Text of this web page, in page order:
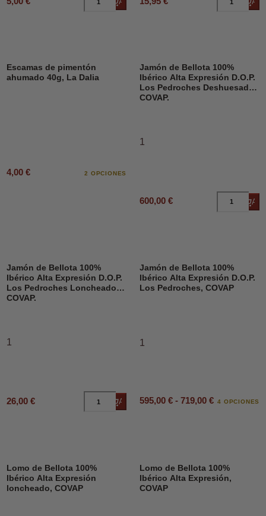
Escamas de pimentón
ahumado 40g, La Dalia
4,00 € 2 OPCIONES
Jamón de Bellota 100%
Ibérico Alta Expresión D.O.P.
Los Pedroches Deshuesado,
COVAP.
1
600,00 €
Jamón de Bellota 100%
Ibérico Alta Expresión D.O.P.
Los Pedroches Loncheado,
COVAP.
1
26,00 € Añadir al carrito
Jamón de Bellota 100%
Ibérico Alta Expresión D.O.P.
Los Pedroches, COVAP
1
595,00 € - 719,00 € 4 OPCIONES
Lomo de Bellota 100%
Ibérico Alta Expresión
loncheado, COVAP
Lomo de Bellota 100%
Ibérico Alta Expresión,
COVAP